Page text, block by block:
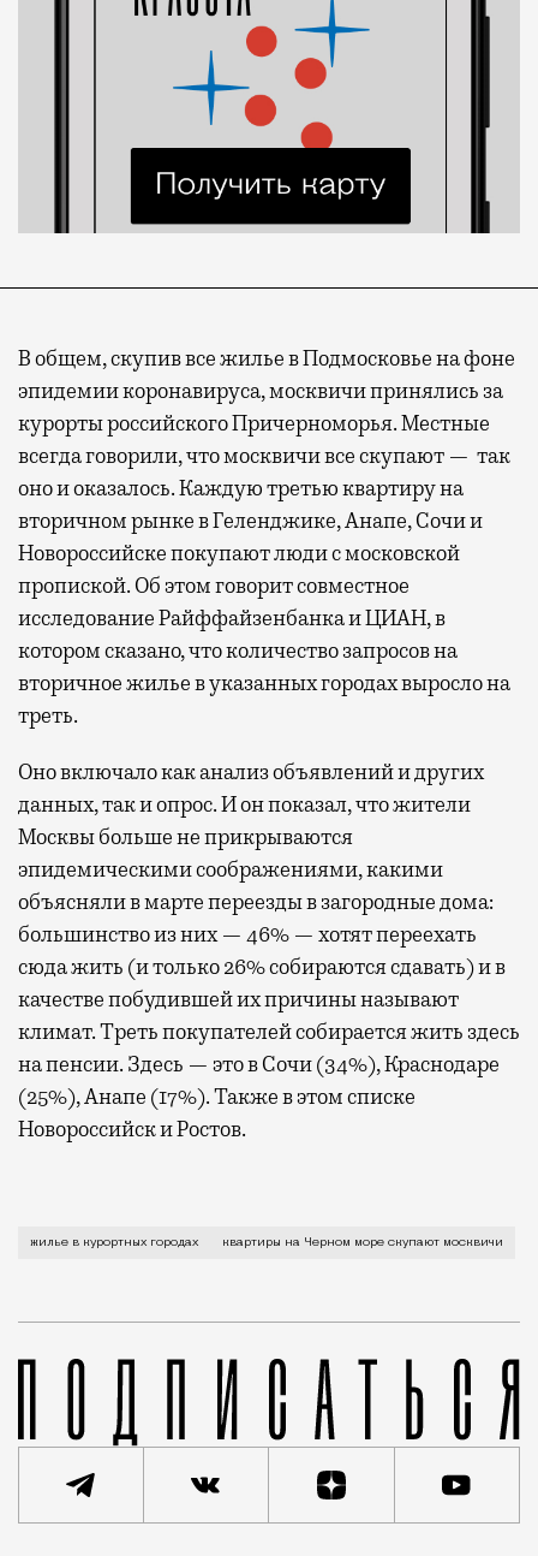
В общем, скупив все жилье в Подмосковье на фоне
эпидемии коронавируса, москвичи принялись за
курорты российского Причерноморья. Местные
всегда говорили, что москвичи все скупают — так
оно и оказалось. Каждую третью квартиру на
вторичном рынке в Геленджике, Анапе, Сочи и
Новороссийске покупают люди с московской
пропиской. Об этом говорит совместное
исследование Райффайзенбанка и ЦИАН, в
котором сказано, что количество запросов на
вторичное жилье в указанных городах выросло на
треть.
Оно включало как анализ объявлений и других
данных, так и опрос. И он показал, что жители
Москвы больше не прикрываются
эпидемическими соображениями, какими
объясняли в марте переезды в загородные дома:
большинство из них — 46% — хотят переехать
сюда жить (и только 26% собираются сдавать) и в
качестве побудившей их причины называют
климат. Треть покупателей собирается жить здесь
на пенсии. Здесь — это в Сочи (34%), Краснодаре
(25%), Анапе (17%). Также в этом списке
Новороссийск и Ростов.
Москвичи скупают все жилье в курортных
жилье в курортных городах квартиры на Черном море скупают москвичи